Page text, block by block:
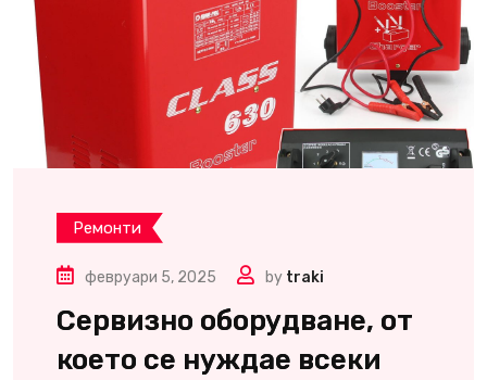
Ремонти
февруари 5, 2025 by traki
Сервизно оборудване, от
което се нуждае всеки